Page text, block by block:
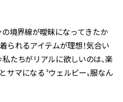
境界線が曖昧になってきたか
られるアイテムが理想！気合い
たちがリアルに欲しいのは、楽
マになる〝ウェルビー〟服なん